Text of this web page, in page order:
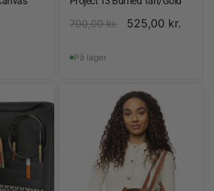
700,00kr. 525,00 kr.
På lager